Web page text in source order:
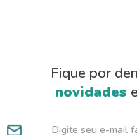
Fique por
novidades e